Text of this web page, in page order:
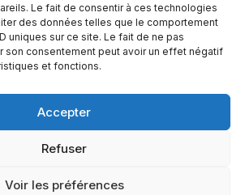
Le fait de consentir à ces technologies
des données telles que le comportement
uniques sur ce site. Le fait de ne pas
son consentement peut avoir un effet négatif
et fonctions.
Accepter
Refuser
Voir les préférences
Inc |
conçu et développé par Chameleon Ideas